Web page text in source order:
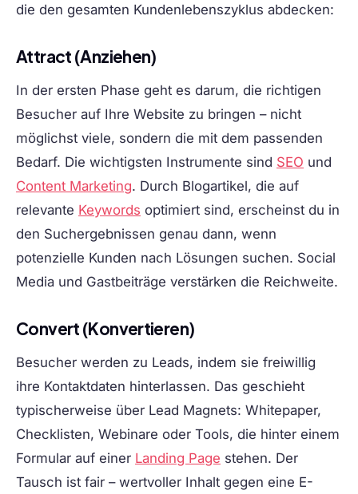
die den gesamten Kundenlebenszyklus abdecken:
Attract (Anziehen)
In der ersten Phase geht es darum, die richtigen
Besucher auf Ihre Website zu bringen – nicht
möglichst viele, sondern die mit dem passenden
Bedarf. Die wichtigsten Instrumente sind SEO und
Content Marketing. Durch Blogartikel, die auf
relevante Keywords optimiert sind, erscheinst du in
den Suchergebnissen genau dann, wenn
potenzielle Kunden nach Lösungen suchen. Social
Media und Gastbeiträge verstärken die Reichweite.
Convert (Konvertieren)
Besucher werden zu Leads, indem sie freiwillig
ihre Kontaktdaten hinterlassen. Das geschieht
typischerweise über Lead Magnets: Whitepaper,
Checklisten, Webinare oder Tools, die hinter einem
Formular auf einer Landing Page stehen. Der
Tausch ist fair – wertvoller Inhalt gegen eine E-